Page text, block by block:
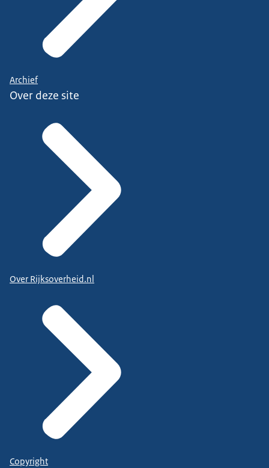
Archief
Over deze site
Over Rijksoverheid.nl
Copyright